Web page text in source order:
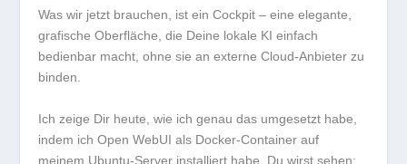
Was wir jetzt brauchen, ist einCockpit – eine elegante,
grafische Oberfläche, die Deine lokale KI einfach
bedienbar macht, ohne sie an externe Cloud-Anbieter zu
binden.
Ich zeige Dir heute, wie ich genau das umgesetzt habe,
indem ichOpen WebUI als Docker-Container auf
meinem Ubuntu-Server installiert habe. Du wirst sehen: